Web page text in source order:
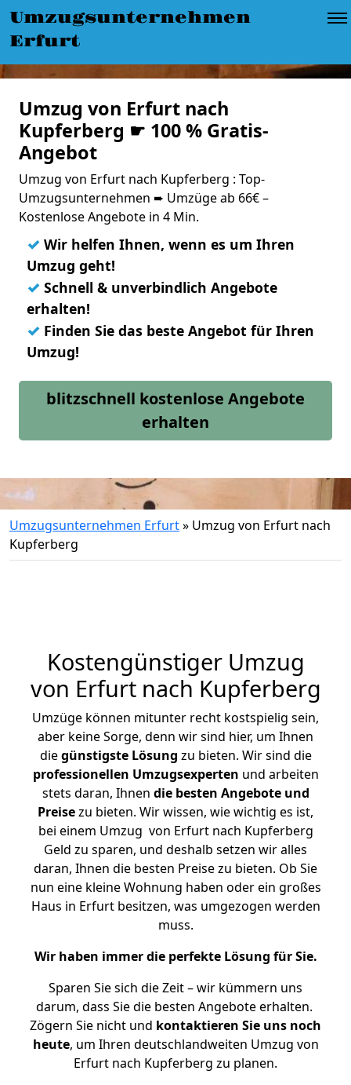
Umzugsunternehmen
Erfurt
Umzug von Erfurt nach
Kupferberg ☛ 100 % Gratis-
Angebot
Umzug von Erfurt nach Kupferberg : Top-
Umzugsunternehmen ➨ Umzüge ab 66€ –
Kostenlose Angebote in 4 Min.
✓ Wir helfen Ihnen, wenn es um Ihren
Umzug geht!
✓ Schnell & unverbindlich Angebote
erhalten!
✓ Finden Sie das beste Angebot für Ihren
Umzug!
blitzschnell kostenlose Angebote
erhalten
Umzugsunternehmen Erfurt» Umzug von Erfurt nach
Kupferberg
Kostengünstiger Umzug
von Erfurt nach Kupferberg
Umzüge können mitunter recht kostspielig sein,
aber keine Sorge, denn wir sind hier, um Ihnen
diegünstigste Lösung zu bieten. Wir sind die
professionellen Umzugsexperten und arbeiten
stets daran, Ihnen die besten Angebote und
Preisezu bieten. Wir wissen, wie wichtig es ist,
bei einem Umzug von Erfurt nach Kupferberg
Geld zu sparen, und deshalb setzen wir alles
daran, Ihnen die besten Preise zu bieten. Ob Sie
nun eine kleine Wohnung haben oder ein großes
Haus in Erfurt besitzen, was umgezogen werden
muss.
Wir haben immer die perfekte Lösung für Sie.
Sparen Sie sich die Zeit – wir kümmern uns
darum, dass Sie die besten Angebote erhalten.
Zögern Sie nicht und kontaktieren Sie uns noch
heute, um Ihren deutschlandweiten Umzug von
Erfurt nach Kupferberg zu planen.